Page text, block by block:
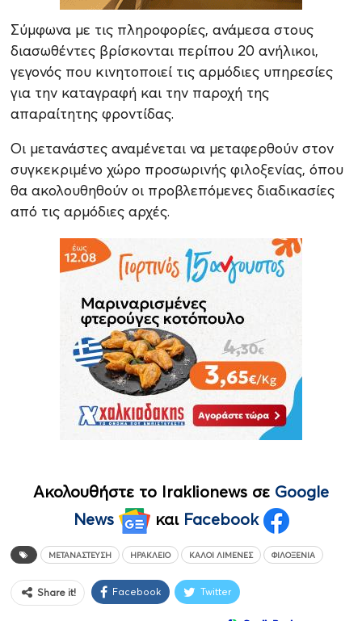
Σύμφωνα με τις πληροφορίες, ανάμεσα στους
διασωθέντες βρίσκονται περίπου 20 ανήλικοι,
γεγονός που κινητοποιεί τις αρμόδιες υπηρεσίες
για την καταγραφή και την παροχή της
απαραίτητης φροντίδας.
Οι μετανάστες αναμένεται να μεταφερθούν στον
συγκεκριμένο χώρο προσωρινής φιλοξενίας, όπου
θα ακολουθηθούν οι προβλεπόμενες διαδικασίες
από τις αρμόδιες αρχές.
Ακολουθήστε το Iraklionews σε Google
News
και Facebook
MΕΤΑΝΆΣΤΕΥΣΗ ΗΡΆΚΛΕΙΟ ΚΑΛΟΊ ΛΙΜΈΝΕΣ ΦΙΛΟΞΕΝΊΑ
Share it! Facebook Twitter